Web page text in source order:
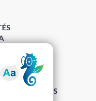
DES COOKIES